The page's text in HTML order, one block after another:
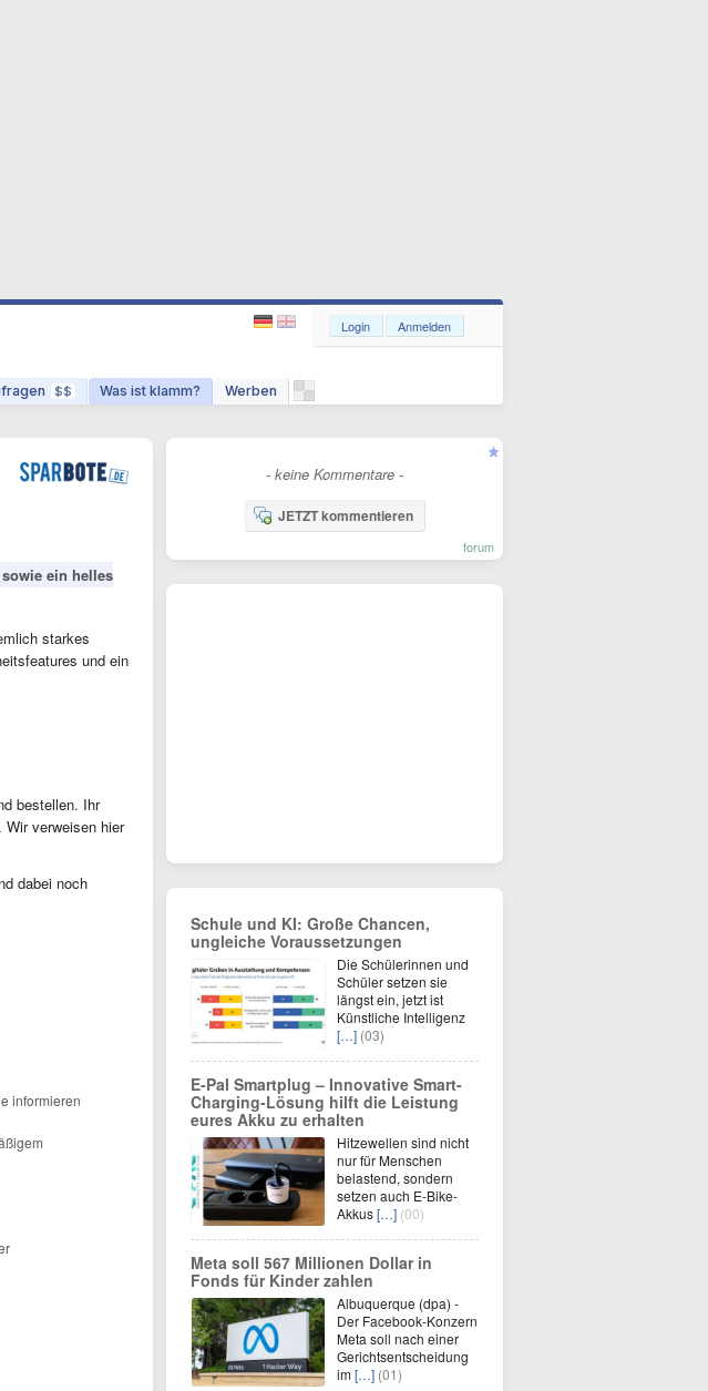
$$ Was ist klamm? Werben
Login Anmelden
ein helles
starkes
und ein
bestellen. Ihr
verweisen hier
dabei noch
informieren
- keine Kommentare -
JETZT kommentieren
forum
Schule und KI: Große Chancen,
ungleiche Voraussetzungen
Die Schülerinnen und
Schüler setzen sie
längst ein, jetzt ist
Künstliche Intelligenz
[…] (03)
E-Pal Smartplug – Innovative Smart-
Charging-Lösung hilft die Leistung
eures Akku zu erhalten
Hitzewellen sind nicht
nur für Menschen
belastend, sondern
setzen auch E-Bike-
Akkus[…] (00)
Meta soll 567 Millionen Dollar in
Fonds für Kinder zahlen
Albuquerque (dpa) -
Der Facebook-Konzern
Meta soll nach einer
Gerichtsentscheidung
im[…] (01)